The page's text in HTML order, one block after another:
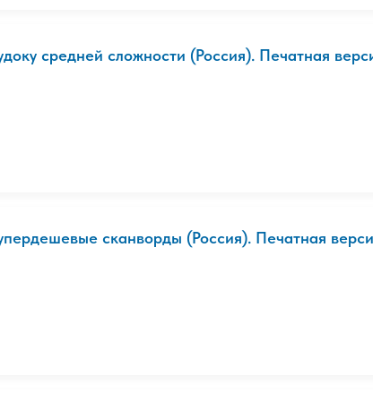
средней сложности (Россия). Печатная
сканворды (Россия). Печатная